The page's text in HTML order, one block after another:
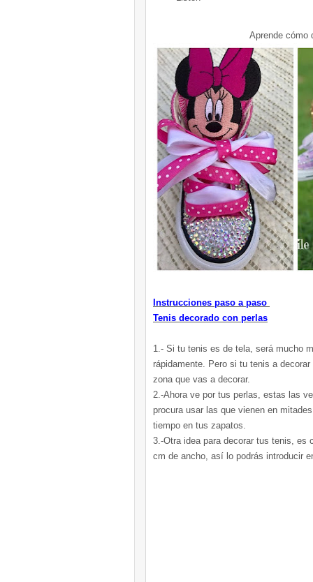
Aprende cómo
Instrucciones paso a paso
Tenis decorado con perlas
1.- Si tu tenis es de tela, será mucho
rápidamente. Pero si tu tenis a
zona que vas a decorar.
2.-Ahora ve por tus perlas, estas las
procura usar las que vienen en
tiempo en tus zapatos.
3.-Otra idea para decorar tus tenis, es
cm de ancho, así lo podrás introducir